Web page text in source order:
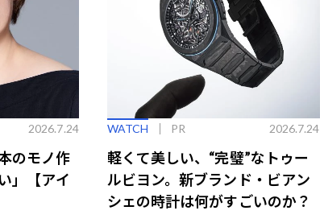
2026.7.24
のモノ作
」【アイ
WATCH PR 2026.7.24
軽くて美しい、“完璧”なトゥー
ルビヨン。新ブランド・ビアン
シェの時計は何がすごいのか？